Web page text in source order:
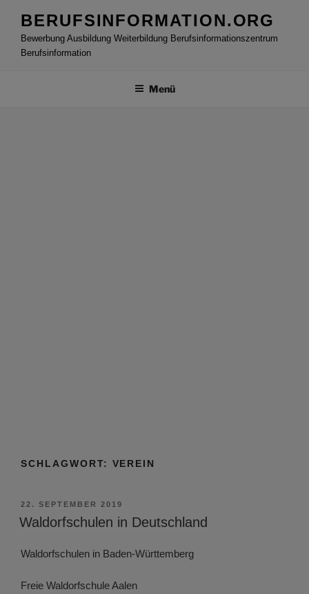
Inhalt
springen
BERUFSINFORMATION.ORG
Bewerbung Ausbildung Weiterbildung Berufsinformationszentrum
Berufsinformation
Menü
SCHLAGWORT: VEREIN
VERÖFFENTLICHT
AM
22. SEPTEMBER 2019
Waldorfschulen in Deutschland
Waldorfschulen in Baden-Württemberg
Freie Waldorfschule Aalen